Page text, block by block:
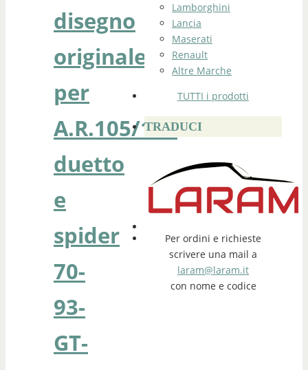
disegno
originale
per
A.R.105/115
duetto
e
spider
70-
93-
GT-
Lamborghini
Lancia
Maserati
Renault
Altre Marche
TUTTI i prodotti
TRADUCI
Per ordini e richieste
scrivere una mail a
laram@laram.it
con nome e codice